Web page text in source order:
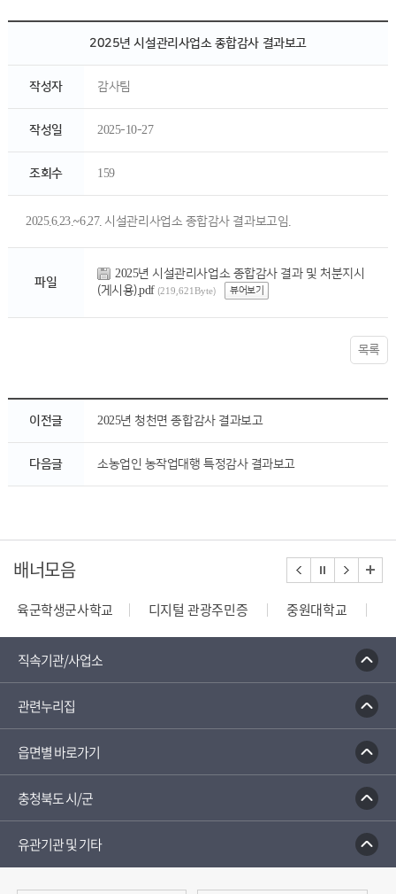
2025년 시설관리사업소 종합감사 결과보고
작성자 감사팀
작성일 2025-10-27
조회수 159
2025.6.23.~6.27. 시설관리사업소 종합감사 결과보고임.
파일
2025년 시설관리사업소 종합감사 결과 및 처분지시
(게시용).pdf (219,621Byte) 뷰어보기
목록
이전글 2025년 청천면 종합감사 결과보고
다음글 소농업인 농작업대행 특정감사 결과보고
배너모음
육군학생군사학교 디지털 관광주민증 중원대학교
직속기관/사업소
관련누리집
읍면별 바로가기
충청북도 시/군
유관기관 및 기타